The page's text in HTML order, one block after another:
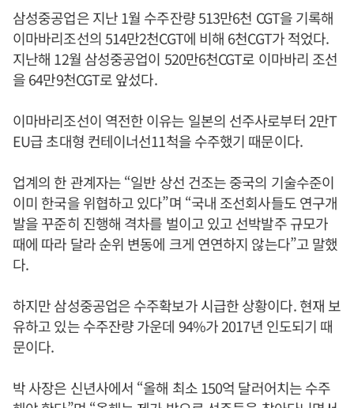
삼성중공업은 지난 1월 수주잔량 513만6천 CGT을 기록해
이마바리조선의 514만2천CGT에 비해 6천CGT가 적었다.
지난해 12월 삼성중공업이 520만6천CGT로 이마바리 조선
을 64만9천CGT로 앞섰다.
이마바리조선이 역전한 이유는 일본의 선주사로부터 2만T
EU급 초대형 컨테이너선11척을 수주했기 때문이다.
업계의 한 관계자는 “일반 상선 건조는 중국의 기술수준이
이미 한국을 위협하고 있다”며 “국내 조선회사들도 연구개
발을 꾸준히 진행해 격차를 벌이고 있고 선박발주 규모가
때에 따라 달라 순위 변동에 크게 연연하지 않는다”고 말했
다.
하지만 삼성중공업은 수주확보가 시급한 상황이다. 현재 보
유하고 있는 수주잔량 가운데 94%가 2017년 인도되기 때
문이다.
박 사장은 신년사에서 “올해 최소 150억 달러어치는 수주